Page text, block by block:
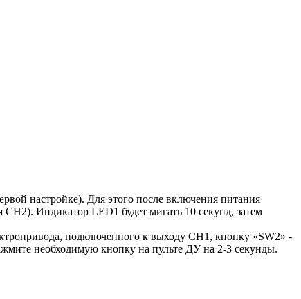
настройке). Для этого после включения питания
Индикатор LED1 будет мигать 10 секунд, затем
подключенного к выходу CH1, кнопку «SW2» -
необходимую кнопку на пульте ДУ на 2-3 секунды.